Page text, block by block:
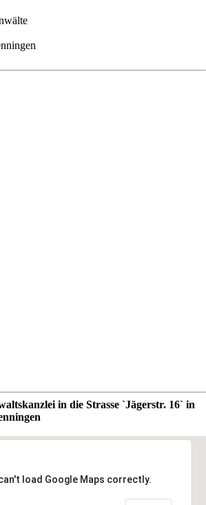
in die Strasse `Jägerstr. 16` in
load Google Maps correctly.